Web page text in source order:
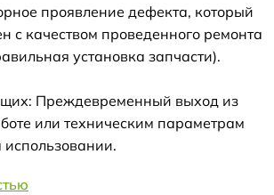
проявление дефекта, который
с качеством проведенного ремонта
установка запчасти).
Преждевременный выход из
или техническим параметрам